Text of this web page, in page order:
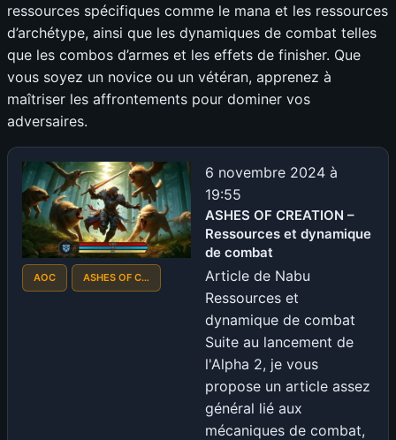
ressources spécifiques comme le mana et les ressources
d’archétype, ainsi que les dynamiques de combat telles
que les combos d’armes et les effets de finisher. Que
vous soyez un novice ou un vétéran, apprenez à
maîtriser les affrontements pour dominer vos
adversaires.
AOC ASHES OF C…
6 novembre 2024 à
19:55
ASHES OF CREATION –
Ressources et dynamique
de combat
Article de Nabu
Ressources et
dynamique de combat
Suite au lancement de
l'Alpha 2, je vous
propose un article assez
général lié aux
mécaniques de combat,